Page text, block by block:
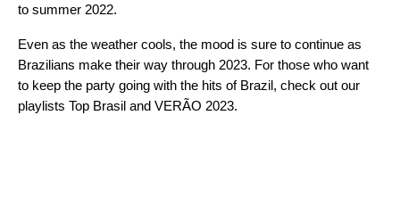
to summer 2022.
Even as the weather cools, the mood is sure to continue as
Brazilians make their way through 2023. For those who want
to keep the party going with the hits of Brazil, check out our
playlists Top Brasil and VERÃO 2023.